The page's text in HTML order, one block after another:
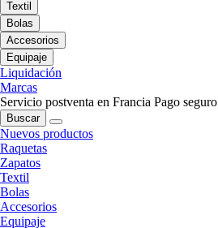
Textil
Bolas
Accesorios
Equipaje
Liquidación
Marcas
Servicio postventa en Francia Pago seguro
Buscar
Nuevos productos
Raquetas
Zapatos
Textil
Bolas
Accesorios
Equipaje